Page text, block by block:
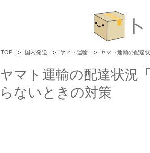
TOP 国内発送 ヤマト運輸 ヤマト運輸の配達
ヤマト運輸の配達状況
らないときの対策